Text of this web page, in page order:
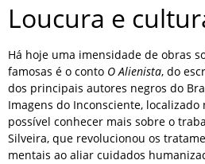
Loucura e
Há hoje uma imensidade de obras
famosas é o conto O Alienista, do
dos principais autores negros do
Imagens do Inconsciente, localizado
possível conhecer mais sobre o
Silveira, que revolucionou os
mentais ao aliar cuidados